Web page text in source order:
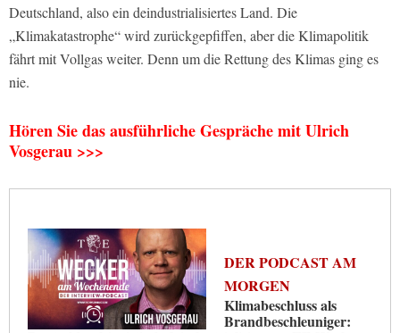
Deutschland, also ein deindustrialisiertes Land. Die
„Klimakatastrophe“ wird zurückgepfiffen, aber die Klimapolitik
fährt mit Vollgas weiter. Denn um die Rettung des Klimas ging es
nie.
Hören Sie das ausführliche Gespräche mit Ulrich
Vosgerau >>>
DER PODCAST AM
MORGEN
Klimabeschluss als
Brandbeschleuniger: